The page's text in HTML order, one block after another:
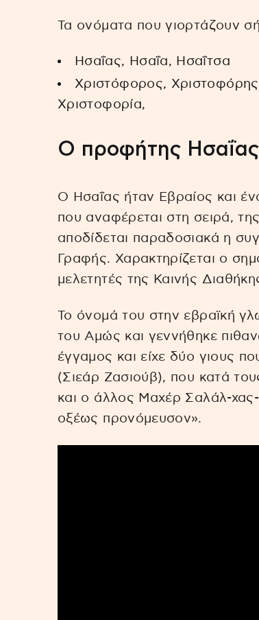
Τα ονόματα που γιορτάζουν
Ησαΐας, Ησαΐα, Ησαΐτσα
Χριστόφορος,
Χριστοφορία,
Ο προφήτης Ησαΐας
Ο Ησαΐας ήταν Εβραίος και
που αναφέρεται στη σειρά,
αποδίδεται παραδοσιακά η
Γραφής. Χαρακτηρίζεται ο
μελετητές της Καινής
Το όνομά του στην εβραϊκή
του Αμώς και γεννήθηκε
έγγαμος και είχε δύο γιους
(Σιεάρ Ζασιούβ), που κατά
και ο άλλος Μαχέρ Σαλάλ-
οξέως προνόμευσον».